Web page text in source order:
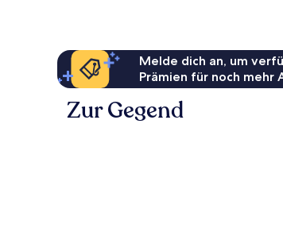
Melde dich an, um
Prämien für noch mehr
Zur Gegend